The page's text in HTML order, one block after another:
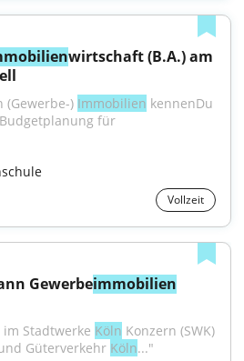
wirtschaft (B.A.) am
(Gewerbe-) Immobilien kennenDu
für
Vollzeit
Gewerbeimmobilien
Stadtwerke Köln Konzern (SWK)
Güterverkehr Köln..."